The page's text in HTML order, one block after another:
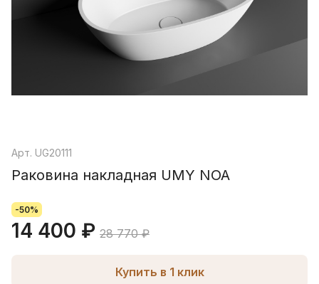
Арт. UG20111
Раковина накладная UMY NOA
-50%
14 400 ₽ 28 770 ₽
Купить в 1 клик